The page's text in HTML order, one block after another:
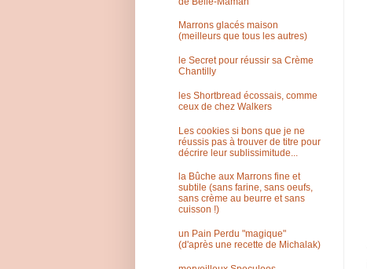
Marrons glacés maison
(meilleurs que tous les autres)
le Secret pour réussir sa Crème
Chantilly
les Shortbread écossais, comme
ceux de chez Walkers
Les cookies si bons que je ne
réussis pas à trouver de titre pour
décrire leur sublissimitude...
la Bûche aux Marrons fine et
subtile (sans farine, sans oeufs,
sans crème au beurre et sans
cuisson !)
un Pain Perdu "magique"
(d'après une recette de Michalak)